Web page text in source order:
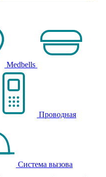
Medbells
Проводная
Система вызова